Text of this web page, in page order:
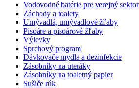
Vodovodné batérie pre verejný sektor
Záchody a toalety
Umývadlá, umývadlové žľaby
Pisoáre a pisoárové žľaby
Výlevky
Sprchový program
Dávkovače mydla a dezinfekcie
Zásobníky na uteráky
Zásobníky na toaletný papier
Sušiče rúk